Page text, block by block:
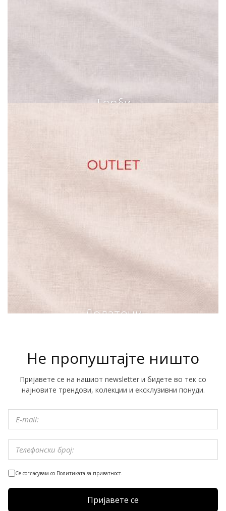
Торби
Додатоци
Не пропуштајте ништо
Пријавете се на нашиот newsletter и бидете во тек со
најновите трендови, колекции и ексклузивни понуди.
Се согласувам со Политиката за приватност.
Пријавете се